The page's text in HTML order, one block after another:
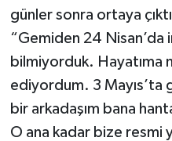
günler sonra ortaya
“Gemiden 24 Nisan’da
bilmiyorduk. Hayatıma
ediyordum. 3 Mayıs’ta
bir arkadaşım bana
O ana kadar bize resmi